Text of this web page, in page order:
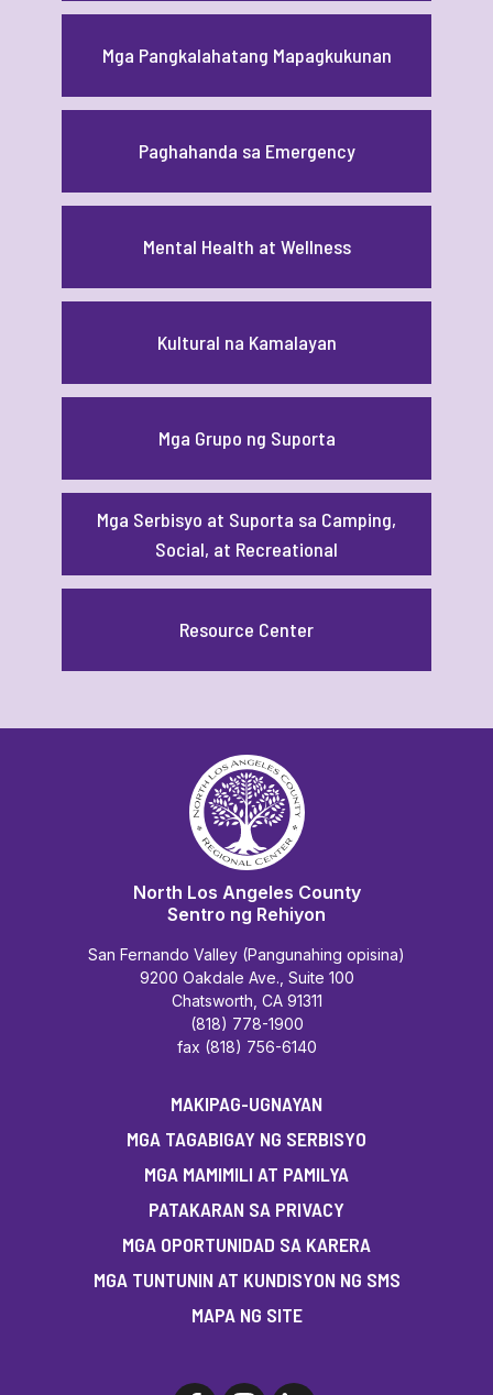
Mga Pangkalahatang Mapagkukunan
Paghahanda sa Emergency
Mental Health at Wellness
Kultural na Kamalayan
Mga Grupo ng Suporta
Mga Serbisyo at Suporta sa Camping,
Social, at Recreational
Resource Center
North Los Angeles County
Sentro ng Rehiyon
San Fernando Valley (Pangunahing opisina)
9200 Oakdale Ave., Suite 100
Chatsworth, CA 91311
(818) 778-1900
fax (818) 756-6140
MAKIPAG-UGNAYAN
MGA TAGABIGAY NG SERBISYO
MGA MAMIMILI AT PAMILYA
PATAKARAN SA PRIVACY
MGA OPORTUNIDAD SA KARERA
MGA TUNTUNIN AT KUNDISYON NG SMS
MAPA NG SITE